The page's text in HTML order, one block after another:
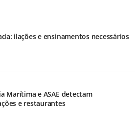
ilações e ensinamentos necessários
Marítima e ASAE detectam
e restaurantes